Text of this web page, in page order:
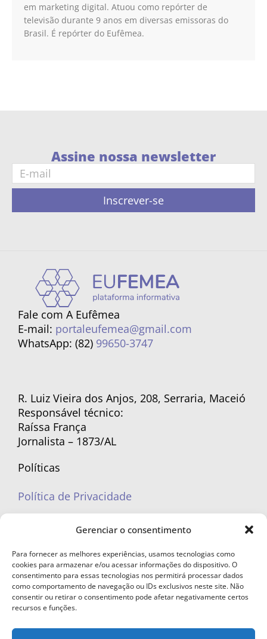
Gerenciar o consentimento
Para fornecer as melhores experiências, usamos tecnologias como
cookies para armazenar e/ou acessar informações do dispositivo. O
consentimento para essas tecnologias nos permitirá processar dados
como comportamento de navegação ou IDs exclusivos neste site. Não
consentir ou retirar o consentimento pode afetar negativamente certos
recursos e funções.
em marketing digital. Atuou como repórter de
televisão durante 9 anos em diversas emissoras do
Brasil. É repórter do Eufêmea.
Assine nossa newsletter
Inscrever-se
Fale com A Eufêmea
E-mail: portaleufemea@gmail.com
WhatsApp: (82) 99650-3747
R. Luiz Vieira dos Anjos, 208, Serraria, Maceió
Responsável técnico:
Raíssa França
Jornalista – 1873/AL
Políticas
Política de Privacidade
Políticas de Cookies
portaleufemea@gmail.com